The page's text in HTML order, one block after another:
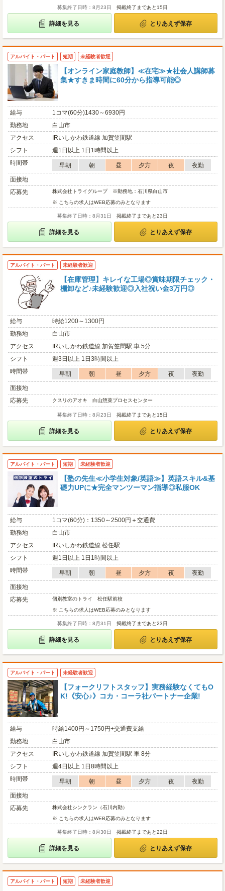
募集終了日時：8月23日 掲載終了まであと15日
詳細を見る とりあえず保存
アルバイト・パート 短期 未経験者歓迎
【オンライン家庭教師】≪在宅≫★社会人講師募
集★すきま時間に60分から指導可能◎
給与
1コマ(60分)1430～6930円
勤務地
白山市
アクセス
IRいしかわ鉄道線 加賀笠間駅
シフト
週1日以上 1日1時間以上
時間帯
早朝 朝 昼 夕方 夜
夜勤
面接地
応募先
株式会社トライグループ ※勤務地：石川県白山市
※ こちらの求人はWEB応募のみとなります
募集終了日時：8月31日 掲載終了まであと23日
詳細を見る とりあえず保存
アルバイト・パート 未経験者歓迎
【在庫管理】キレイな工場◎賞味期限チェック・
棚卸など♪未経験歓迎◎入社祝い金3万円◎
給与
時給1200～1300円
勤務地
白山市
アクセス
IRいしかわ鉄道線 加賀笠間駅 車 5分
シフト
週3日以上 1日3時間以上
時間帯
早朝 朝 昼 夕方 夜
夜勤
面接地
応募先
クスリのアオキ 白山惣菜プロセスセンター
募集終了日時：8月23日 掲載終了まであと15日
詳細を見る とりあえず保存
アルバイト・パート 短期 未経験者歓迎
【塾の先生≪小学生対象/英語≫】英語スキル&基
礎力UPに★完全マンツーマン指導◎私服OK
給与
1コマ(60分)：1350～2500円＋交通費
勤務地
白山市
アクセス
IRいしかわ鉄道線 松任駅
シフト
週1日以上 1日1時間以上
時間帯
早朝 朝 昼 夕方 夜
夜勤
面接地
応募先
個別教室のトライ 松任駅前校
※ こちらの求人はWEB応募のみとなります
募集終了日時：8月31日 掲載終了まであと23日
詳細を見る とりあえず保存
アルバイト・パート 未経験者歓迎
【フォークリフトスタッフ】実務経験なくてもO
K!《安心♪》コカ・コーラ社パートナー企業!
給与
時給1400円～1750円+交通費支給
勤務地
白山市
アクセス
IRいしかわ鉄道線 加賀笠間駅 車 8分
シフト
週4日以上 1日8時間以上
時間帯
早朝 朝 昼 夕方 夜
夜勤
面接地
応募先
株式会社シンクラン（石川内勤）
※ こちらの求人はWEB応募のみとなります
募集終了日時：8月30日 掲載終了まであと22日
詳細を見る とりあえず保存
アルバイト・パート 短期 未経験者歓迎